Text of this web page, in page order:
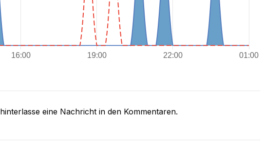
hinterlasse eine Nachricht in den Kommentaren.